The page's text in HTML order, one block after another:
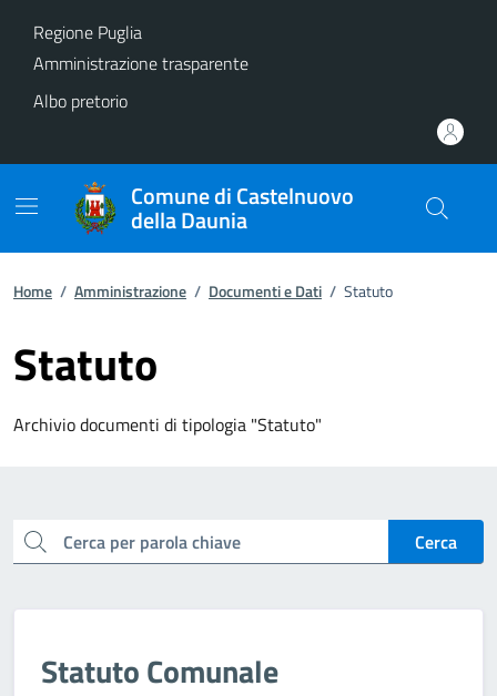
Regione Puglia
Amministrazione trasparente
Albo pretorio
Comune di Castelnuovo
della Daunia
Home / Amministrazione / Documenti e Dati / Statuto
Statuto
Archivio documenti di tipologia "Statuto"
cerca Cerca
Statuto Comunale